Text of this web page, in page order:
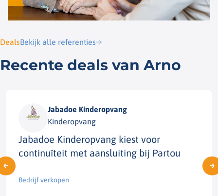
DealsBekijk alle referenties
Recente deals van Arno
Jabadoe Kinderopvang
Kinderopvang
Jabadoe Kinderopvang kiest voor
continuïteit met aansluiting bij Partou
Bedrijf verkopen​